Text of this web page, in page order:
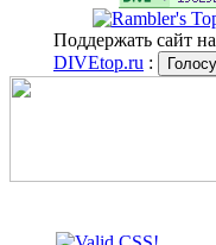
Поддержать сайт на
DIVEtop.ru :